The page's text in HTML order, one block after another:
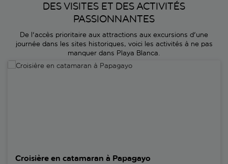
DES VISITES ET DES ACTIVITÉS
PASSIONNANTES
De l'accès prioritaire aux attractions aux excursions d'une
journée dans les sites historiques, voici les activités à ne pas
manquer dans Playa Blanca.
Croisière en catamaran à Papagayo
Croisière en catamaran à Papagayo